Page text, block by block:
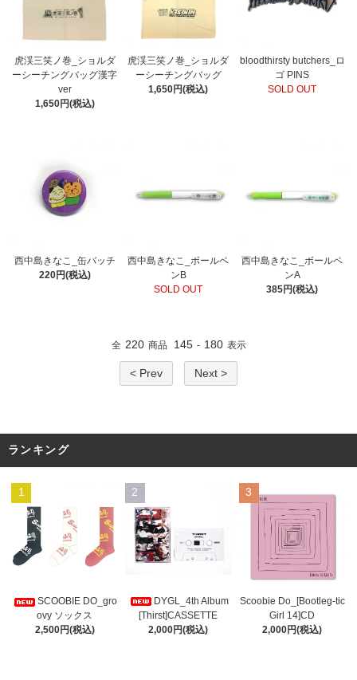
虎渓三笑ノ巻_ショルダ
ーシーチングバッグ漢字
ver
1,650円(税込)
虎渓三笑ノ巻_ショルダ
ーシーチングバッグ
1,650円(税込)
bloodthirsty butchers_ロ
ゴ PINS
SOLD OUT
西中島きなこ_缶バッチ
220円(税込)
西中島きなこ_ボールペ
ンB
SOLD OUT
西中島きなこ_ボールペ
ンA
385円(税込)
全 220 商品 145 - 180 表示
< Prev Next >
ランキング
1
SCOOBIE DO_gro
ovy ソックス
2,500円(税込)
2
DYGL_4th Album
[Thirst]CASSETTE
2,000円(税込)
3
Scoobie Do_[Bootleg-tic
Girl 14]CD
2,000円(税込)